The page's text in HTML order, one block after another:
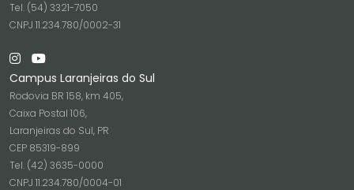
Tel. (54) 3321-7050
CNPJ 11.234.780/0002-31
Campus Laranjeiras do Sul
Rodovia BR 158, km 405,
Caixa Postal 106,
Laranjeiras do Sul, PR
CEP 85319-899
Tel. (42) 3635-0000
CNPJ 11.234.780/0004-01